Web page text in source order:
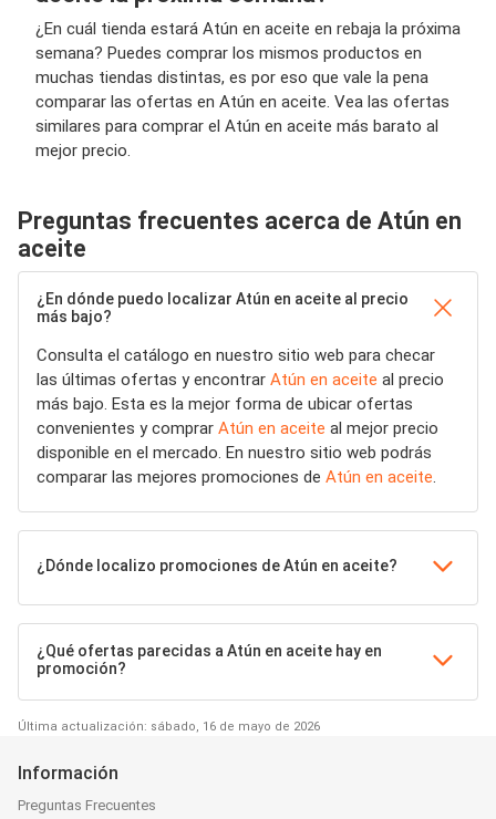
¿En cuál tienda estará Atún en aceite en rebaja la próxima
semana? Puedes comprar los mismos productos en
muchas tiendas distintas, es por eso que vale la pena
comparar las ofertas en Atún en aceite. Vea las ofertas
similares para comprar el Atún en aceite más barato al
mejor precio.
Preguntas frecuentes acerca de Atún en
aceite
¿En dónde puedo localizar Atún en aceite al precio
más bajo?
Consulta el catálogo en nuestro sitio web para checar
las últimas ofertas y encontrar Atún en aceite al precio
más bajo. Esta es la mejor forma de ubicar ofertas
convenientes y comprar Atún en aceite al mejor precio
disponible en el mercado. En nuestro sitio web podrás
comparar las mejores promociones de Atún en aceite
¿Dónde localizo promociones de Atún en aceite?
¿Qué ofertas parecidas a Atún en aceite hay en
promoción?
Última actualización: sábado, 16 de mayo de 2026
Información
Preguntas Frecuentes